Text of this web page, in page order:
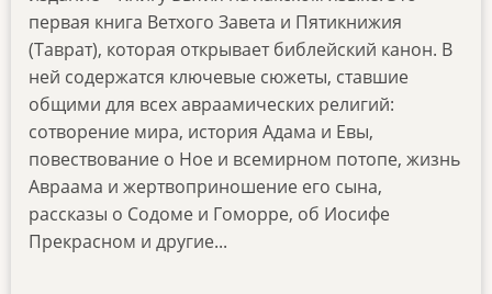
первая книга Ветхого Завета и Пятикнижия
(Таврат), которая открывает библейский канон. В
ней содержатся ключевые сюжеты, ставшие
общими для всех авраамических религий:
сотворение мира, история Адама и Евы,
повествование о Ное и всемирном потопе, жизнь
Авраама и жертвоприношение его сына,
рассказы о Содоме и Гоморре, об Иосифе
Прекрасном и другие...